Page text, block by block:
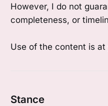
However, I do not
completeness, or
Use of the content is
Stance